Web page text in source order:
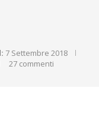
7 Settembre 2018
27 commenti